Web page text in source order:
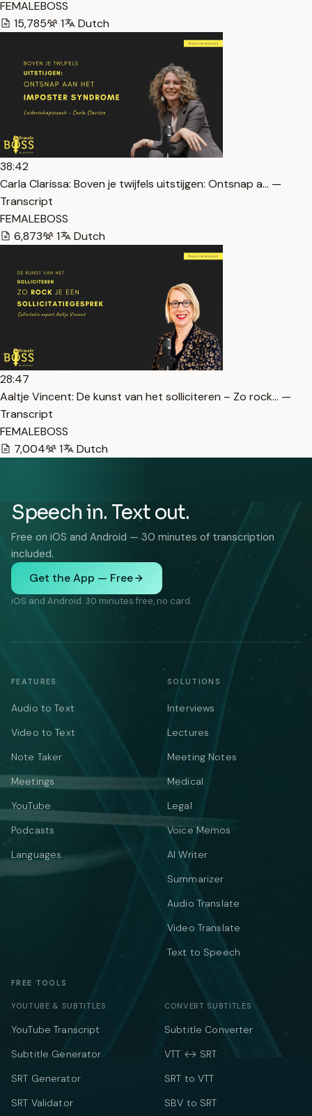
FEMALEBOSS
15,785
1 Dutch
38:42
Carla Clarissa: Boven je twijfels uitstijgen: Ontsnap a… —
Transcript
FEMALEBOSS
6,873
1 Dutch
28:47
Aaltje Vincent: De kunst van het solliciteren – Zo rock… —
Transcript
FEMALEBOSS
7,004
1 Dutch
Speech in. Text out.
Free on iOS and Android — 30 minutes of transcription
included.
Get the App — Free
iOS and Android. 30 minutes free, no card.
FEATURES
Audio to Text
Video to Text
Note Taker
Meetings
YouTube
Podcasts
Languages
SOLUTIONS
Interviews
Lectures
Meeting Notes
Medical
Legal
Voice Memos
AI Writer
Summarizer
Audio Translate
Video Translate
Text to Speech
FREE TOOLS
YOUTUBE & SUBTITLES
YouTube Transcript
Subtitle Generator
SRT Generator
SRT Validator
CONVERT SUBTITLES
Subtitle Converter
VTT ↔ SRT
SRT to VTT
SBV to SRT